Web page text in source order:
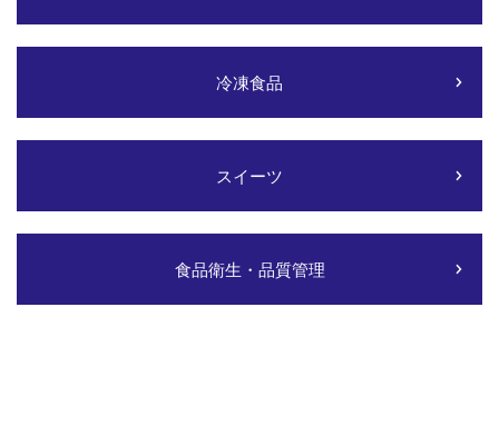
冷凍食品
スイーツ
食品衛生・品質管理